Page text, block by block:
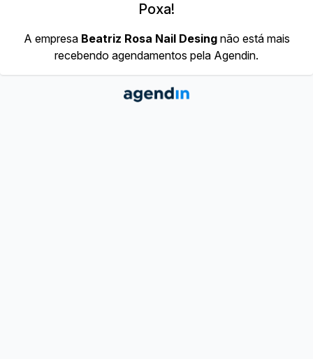
Poxa!
A empresa Beatriz Rosa Nail Desingnão está mais
recebendo agendamentos pela Agendin.